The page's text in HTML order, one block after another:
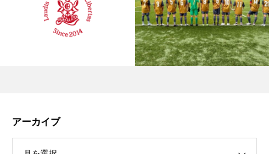
アーカイブ